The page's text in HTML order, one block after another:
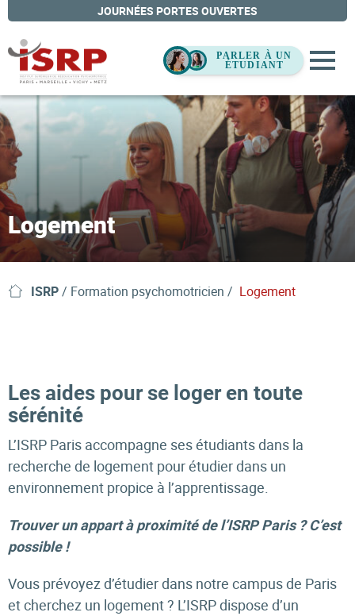
JOURNÉES PORTES OUVERTES
Logement
ISRP/ Formation psychomotricien Logement
Les aides pour se loger en toute
sérénité
L’ISRP Paris accompagne ses étudiants dans la
recherche de logement pour étudier dans un
environnement propice à l’apprentissage.
Trouver un appart à proximité de l’ISRP Paris ? C’est
possible !
Vous prévoyez d’étudier dans notre campus de Paris
et cherchez un logement ? L’ISRP dispose d’un